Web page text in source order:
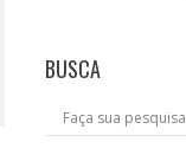
BUSCA